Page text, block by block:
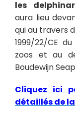
les
aura lieu
qui au travers
1999/22/CE
zoos et au
Boudewijn
Cliquez ici
détaillés de